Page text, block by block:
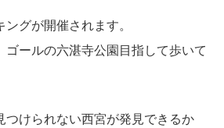
グが開催されます。
ゴールの六湛寺公園目指して歩いて
つけられない西宮が発見できるか